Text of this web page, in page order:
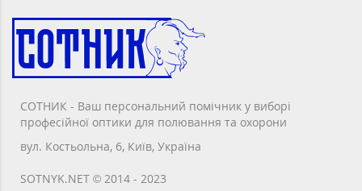
СОТНИК - Ваш персональний помічник у виборі
професійної оптики для полювання та охорони
вул. Костьольна, 6, Київ, Україна
SOTNYK.NET © 2014 - 2023